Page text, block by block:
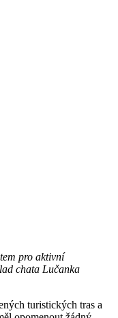
pro aktivní
chata Lučanka
turistických tras a